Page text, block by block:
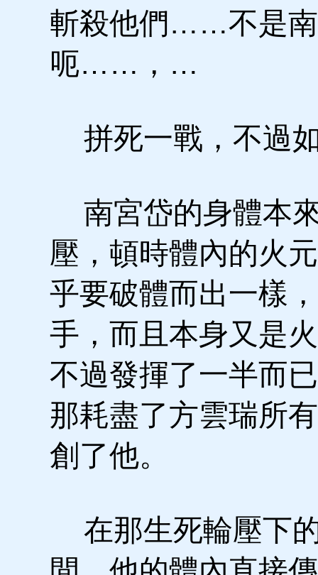
斬殺他們……不是南
呃……，…
拼死一戰，不過
南宮岱的身體本
壓，頓時體內的火
乎要破體而出一樣
手，而且本身又是
不過發揮了一半而
那耗盡了方雲瑞所
創了他。
在那生死輪壓下